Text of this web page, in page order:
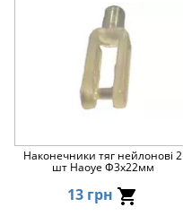
Наконечники тяг нейлонові 2
шт Haoye Φ3x22мм
13 грн